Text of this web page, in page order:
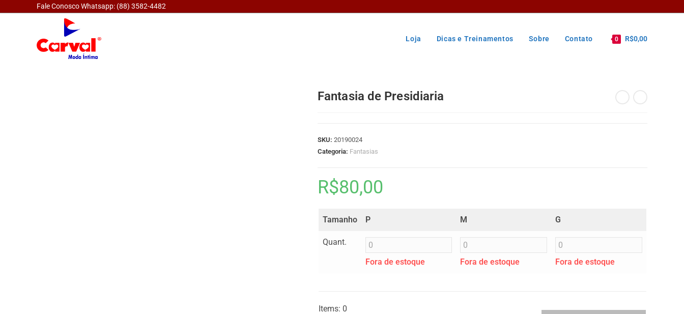
Fale Conosco Whatsapp: (88) 3582-4482
Loja Dicas e Treinamentos Sobre Contato 0 R$0,00
Fantasia de Presidiaria
SKU: 20190024
Categoria: Fantasias
R$80,00
Tamanho P M G
Quant.
Fora de estoque Fora de estoque Fora de estoque
Items: 0